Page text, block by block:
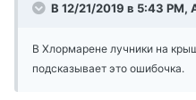
В 12/21/2019 в 5:43 PM,
В Хлормарене лучники на
подсказывает это ошибочка.